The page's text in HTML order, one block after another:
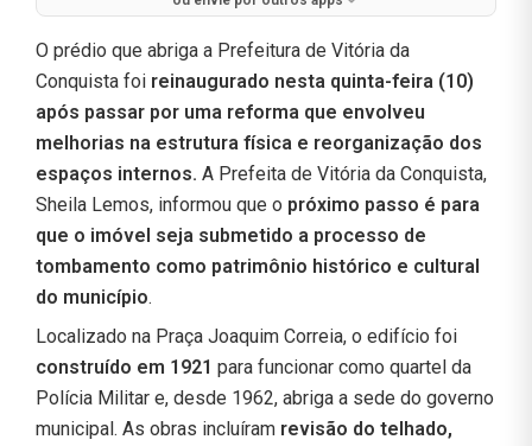
O prédio que abriga a Prefeitura de Vitória da
Conquista foi reinaugurado nesta quinta-feira (10)
após passar por uma reforma que envolveu
melhorias na estrutura física e reorganização dos
espaços internos. A Prefeita de Vitória da Conquista,
Sheila Lemos, informou que o próximo passo é para
que o imóvel seja submetido a processo de
tombamento como patrimônio histórico e cultural
do município.
Localizado na Praça Joaquim Correia, o edifício foi
construído em 1921 para funcionar como quartel da
Polícia Militar e, desde 1962, abriga a sede do governo
municipal. As obras incluíram revisão do telhado,